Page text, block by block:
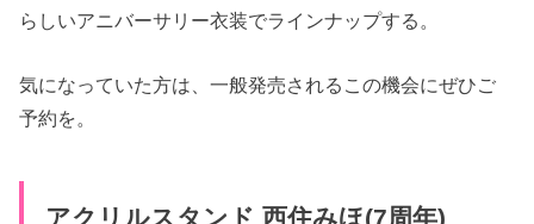
らしいアニバーサリー衣装でラインナップする。
気になっていた方は、一般発売されるこの機会にぜひご
予約を。
アクリルスタンド 西住みほ(7周年)